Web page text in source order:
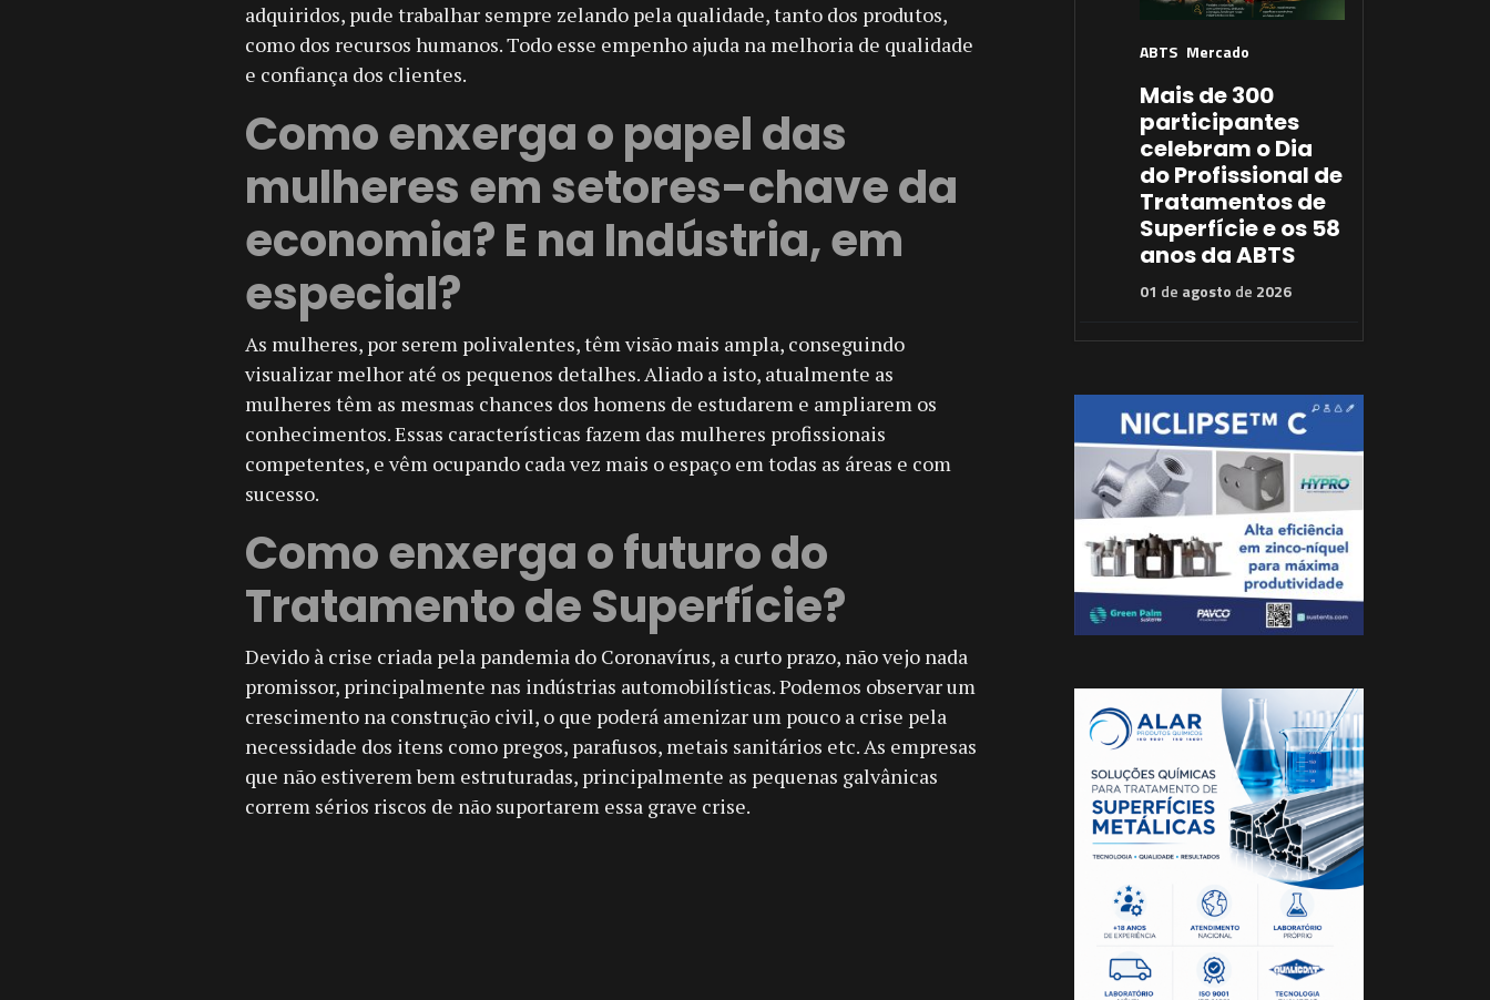
adquiridos, pude trabalhar sempre zelando pela qualidade, tanto dos produtos,
como dos recursos humanos. Todo esse empenho ajuda na melhoria de qualidade
e confiança dos clientes.
Como enxerga o papel das
mulheres em setores-chave da
economia? E na Indústria, em
especial?
As mulheres, por serem polivalentes, têm visão mais ampla, conseguindo
visualizar melhor até os pequenos detalhes. Aliado a isto, atualmente as
mulheres têm as mesmas chances dos homens de estudarem e ampliarem os
conhecimentos. Essas características fazem das mulheres profissionais
competentes, e vêm ocupando cada vez mais o espaço em todas as áreas e com
sucesso.
Como enxerga o futuro do
Tratamento de Superfície?
Devido à crise criada pela pandemia do Coronavírus, a curto prazo, não vejo nada
promissor, principalmente nas indústrias automobilísticas. Podemos observar um
crescimento na construção civil, o que poderá amenizar um pouco a crise pela
necessidade dos itens como pregos, parafusos, metais sanitários etc. As empresas
que não estiverem bem estruturadas, principalmente as pequenas galvânicas
correm sérios riscos de não suportarem essa grave crise.
ABTS Mercado
Mais de 300
participantes
celebram o Dia
do Profissional de
Tratamentos de
Superfície e os 58
anos da ABTS
01 de agosto de 2026